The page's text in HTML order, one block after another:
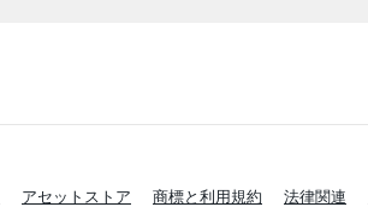
アセットストア 商標と利用規約 法律関連